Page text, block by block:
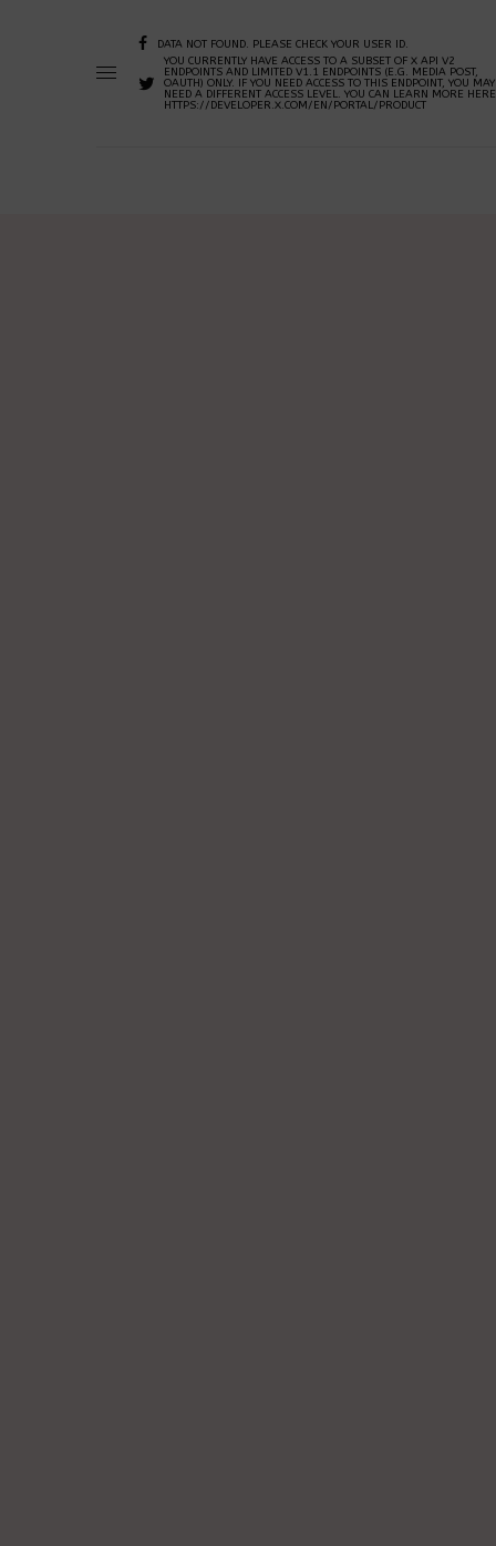
DATA NOT FOUND. PLEASE CHECK YOUR USER ID.
YOU CURRENTLY HAVE ACCESS TO A SUBSET OF X API V2
ENDPOINTS AND LIMITED V1.1 ENDPOINTS (E.G. MEDIA POST,
OAUTH) ONLY. IF YOU NEED ACCESS TO THIS ENDPOINT, YOU MAY
NEED A DIFFERENT ACCESS LEVEL. YOU CAN LEARN MORE
HTTPS://DEVELOPER.X.COM/EN/PORTAL/PRODUCT